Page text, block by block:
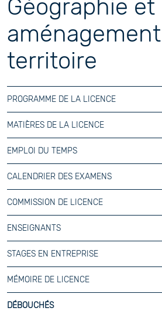
Géographie et
territoire
PROGRAMME DE LA LICENCE
MATIÈRES DE LA LICENCE
EMPLOI DU TEMPS
CALENDRIER DES EXAMENS
COMMISSION DE LICENCE
ENSEIGNANTS
STAGES EN ENTREPRISE
MÉMOIRE DE LICENCE
DÉBOUCHÉS